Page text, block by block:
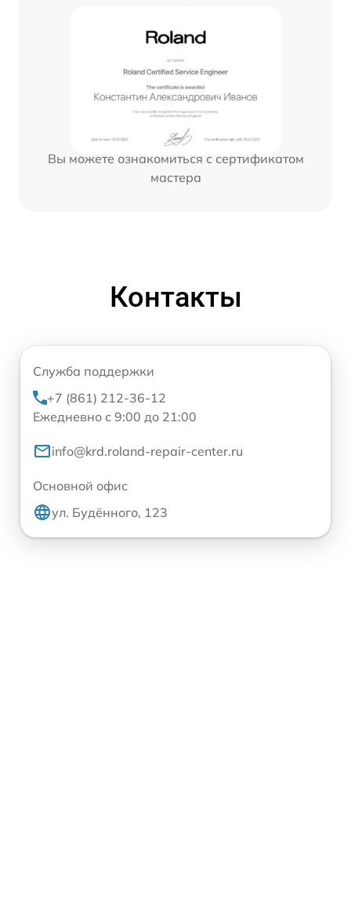
Вы можете ознакомиться с сертификатом
мастера
Контакты
Служба поддержки
+7 (861) 212-36-12
Ежедневно с 9:00 до 21:00
info@krd.roland-repair-center.ru
Основной офис
ул. Будённого, 123